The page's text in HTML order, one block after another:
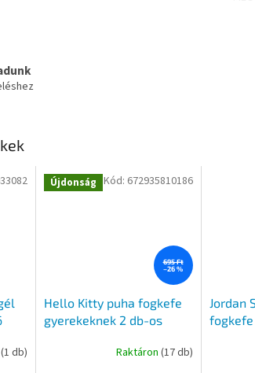
(1 db)
Újdonság
695 Ft
–26 %
Hello Kitty puha fogkefe
gyerekeknek 2 db-os
Raktáron (17 db)
Kód: 672935810186
Jordan